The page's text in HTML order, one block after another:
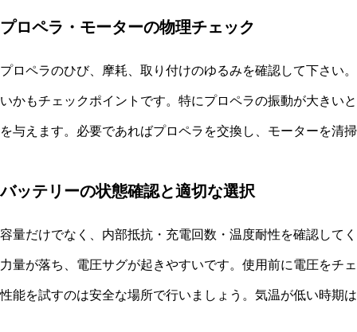
プロペラ・モーターの物理チェック
プロペラのひび、摩耗、取り付けのゆるみを確認して下さい
いかもチェックポイントです。特にプロペラの振動が大きい
を与えます。必要であればプロペラを交換し、モーターを清
バッテリーの状態確認と適切な選択
容量だけでなく、内部抵抗・充電回数・温度耐性を確認して
力量が落ち、電圧サグが起きやすいです。使用前に電圧をチ
性能を試すのは安全な場所で行いましょう。気温が低い時期